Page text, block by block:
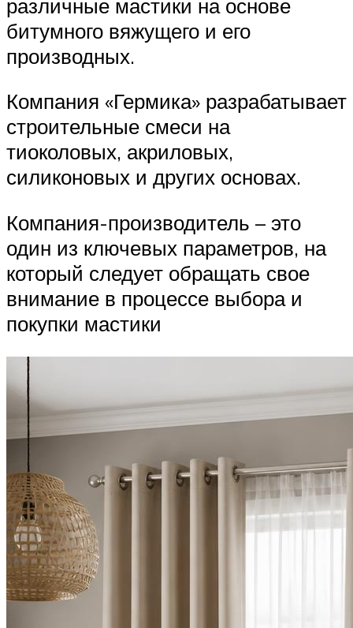
различные мастики на основе
битумного вяжущего и его
производных.
Компания «Гермика» разрабатывает
строительные смеси на
тиоколовых, акриловых,
силиконовых и других основах.
Компания-производитель – это
один из ключевых параметров, на
который следует обращать свое
внимание в процессе выбора и
покупки мастики